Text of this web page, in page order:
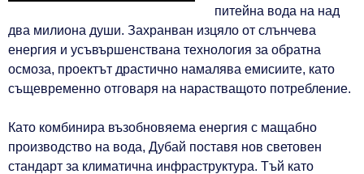
питейна вода на над
два милиона души. Захранван изцяло от слънчева
енергия и усъвършенствана технология за обратна
осмоза, проектът драстично намалява емисиите, като
същевременно отговаря на нарастващото потребление.
Като комбинира възобновяема енергия с мащабно
производство на вода, Дубай поставя нов световен
стандарт за климатична инфраструктура. Тъй като